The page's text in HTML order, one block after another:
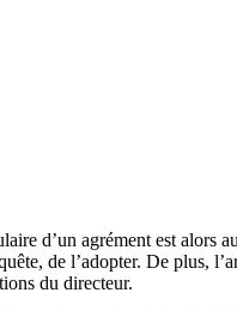
d’un agrément est alors
de l’adopter. De plus,
du directeur.